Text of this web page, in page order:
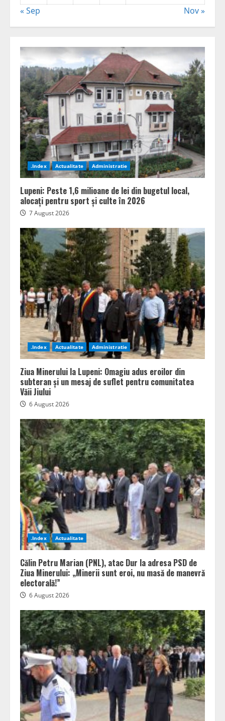
« Sep
Nov »
.Index Actualitate Administratie
Lupeni: Peste 1,6 milioane de lei din bugetul local,
alocați pentru sport și culte în 2026
7 August 2026
.Index Actualitate Administratie
Ziua Minerului la Lupeni: Omagiu adus eroilor din
subteran și un mesaj de suflet pentru comunitatea
Văii Jiului
6 August 2026
.Index Actualitate
Călin Petru Marian (PNL), atac Dur la adresa PSD de
Ziua Minerului: „Minerii sunt eroi, nu masă de manevră
electorală!”
6 August 2026